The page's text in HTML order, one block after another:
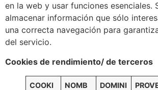
en la web y usar funciones esenciales.
almacenar información que sólo
una correcta navegación para
del servicio.
Cookies de rendimiento/ de terceros
COOKI
NOMB
DOMINI